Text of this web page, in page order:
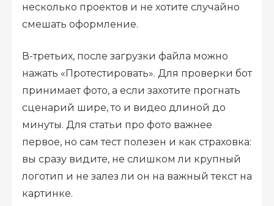
несколько проектов и не хотите случайно
смешать оформление.
В-третьих, после загрузки файла можно
нажать «Протестировать». Для проверки бот
принимает фото, а если захотите прогнать
сценарий шире, то и видео длиной до
минуты. Для статьи про фото важнее
первое, но сам тест полезен и как страховка:
вы сразу видите, не слишком ли крупный
логотип и не залез ли он на важный текст на
картинке.